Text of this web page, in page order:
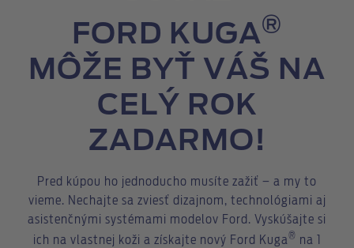
FORD KUGA®
MÔŽE BYŤ VÁŠ NA
CELÝ ROK
ZADARMO!
Pred kúpou ho jednoducho musíte zažiť – a my to
vieme. Nechajte sa zviesť dizajnom, technológiami aj
asistenčnými systémami modelov Ford. Vyskúšajte si
ich na vlastnej koži a získajte nový Ford Kuga® na 1